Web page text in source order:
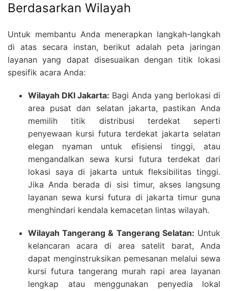
Berdasarkan Wilayah
Untuk membantu Anda menerapkan langkah-langkah
di atas secara instan, berikut adalah peta jaringan
layanan yang dapat disesuaikan dengan titik lokasi
spesifik acara Anda:
Wilayah DKI Jakarta: Bagi Anda yang berlokasi di
area pusat dan selatan jakarta, pastikan Anda
memilih titik distribusi terdekat seperti
penyewaan kursi futura terdekat jakarta selatan
elegan nyaman untuk efisiensi tinggi, atau
mengandalkan sewa kursi futura terdekat dari
lokasi saya di jakarta untuk fleksibilitas tinggi.
Jika Anda berada di sisi timur, akses langsung
layanan sewa kursi futura di jakarta timur guna
menghindari kendala kemacetan lintas wilayah.
Wilayah Tangerang & Tangerang Selatan: Untuk
kelancaran acara di area satelit barat, Anda
dapat menginstruksikan pemesanan melalui sewa
kursi futura tangerang murah rapi area layanan
lengkap atau menggunakan penyedia lokal